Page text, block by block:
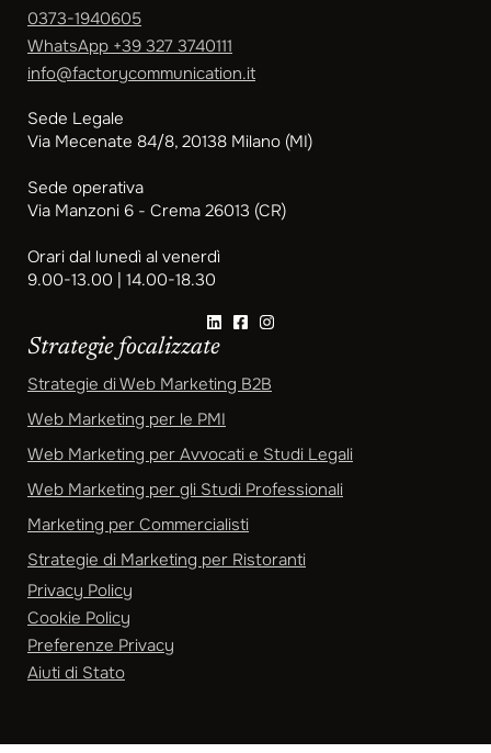
0373-1940605
WhatsApp +39 327 3740111
info@factorycommunication.it
Sede Legale
Via Mecenate 84/8, 20138 Milano (MI)
Sede operativa
Via Manzoni 6 - Crema 26013 (CR)
Orari dal lunedì al venerdì
9.00-13.00 | 14.00-18.30
Strategie focalizzate
Strategie di Web Marketing B2B
Web Marketing per le PMI
Web Marketing per Avvocati e Studi Legali
Web Marketing per gli Studi Professionali
Marketing per Commercialisti
Strategie di Marketing per Ristoranti
Privacy Policy
Cookie Policy
Preferenze Privacy
Aiuti di Stato